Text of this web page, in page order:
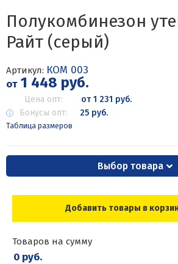
Полукомбинезон
Райт (серый)
Артикул: КОМ 003
от1 448 руб.
Цена опт:
от 1 231 руб.
Бонусы опт:
25 руб.
Таблица размеров
Выбор товара
Добавить товары в
Товаров на сумму
0 руб.